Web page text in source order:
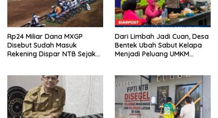
Rp24 Miliar Dana MXGP
Disebut Sudah Masuk
Rekening Dispar NTB Sejak
Dari Limbah Jadi Cuan, Desa
Bentek Ubah Sabut Kelapa
Menjadi Peluang UMKM